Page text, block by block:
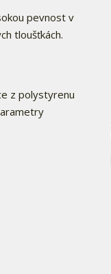
pevnost v
tloušťkách.
z polystyrenu